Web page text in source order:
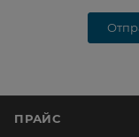
ПРАЙС